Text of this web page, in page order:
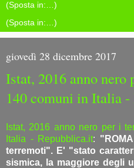
giovedì 28 dicembre 2017
Istat, 2016 anno
140 comuni in Italia
Istat, 2016 anno nero per i
Italia - Repubblica.it:
terremoti". E' "stato
sismica, la maggiore degli